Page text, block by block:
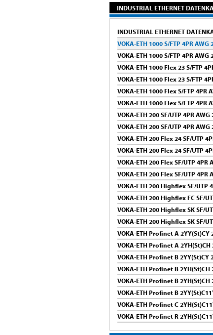
INDUSTRIAL ETHERNET
INDUSTRIAL ETHERNET
VOKA-ETH 1000 S/FTP 4PR AWG
VOKA-ETH 1000 S/FTP 4PR AWG
VOKA-ETH 1000 Flex 23 S/FTP
VOKA-ETH 1000 Flex 23 S/FTP
VOKA-ETH 1000 Flex S/FTP 4PR
VOKA-ETH 1000 Flex S/FTP 4PR
VOKA-ETH 200 SF/UTP 4PR AWG
VOKA-ETH 200 SF/UTP 4PR AWG
VOKA-ETH 200 Flex 24 SF/UTP
VOKA-ETH 200 Flex 24 SF/UTP
VOKA-ETH 200 Flex SF/UTP 4PR
VOKA-ETH 200 Flex SF/UTP 4PR
VOKA-ETH 200 Highflex SF/UTP
VOKA-ETH 200 Highflex FC SF/
VOKA-ETH 200 Highflex SK SF/
VOKA-ETH 200 Highflex SK SF/
VOKA-ETH Profinet A 2YY(St)CY
VOKA-ETH Profinet A 2YH(St)CH
VOKA-ETH Profinet B 2YY(St)CY
VOKA-ETH Profinet B 2YH(St)CH
VOKA-ETH Profinet B 2YH(St)CH
VOKA-ETH Profinet B
VOKA-ETH Profinet C
VOKA-ETH Profinet R